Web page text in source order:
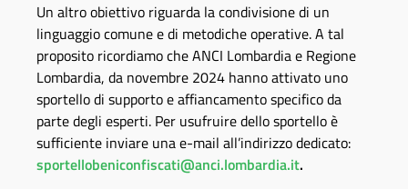
Un altro obiettivo riguarda la condivisione di un
linguaggio comune e di metodiche operative. A tal
proposito ricordiamo che ANCI Lombardia e Regione
Lombardia, da novembre 2024 hanno attivato uno
sportello di supporto e affiancamento specifico da
parte degli esperti. Per usufruire dello sportello è
sufficiente inviare una e-mail all’indirizzo dedicato:
sportellobeniconfiscati@anci.lombardia.it.